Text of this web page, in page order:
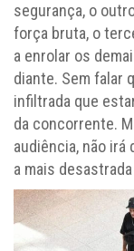
segurança, o
força bruta, o
a enrolar os
diante. Sem falar
infiltrada que
da concorrente.
audiência, não irá
a mais